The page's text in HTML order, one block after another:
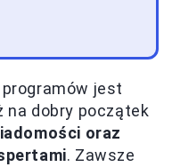
jest
na dobry początek
oraz
. Zawsze